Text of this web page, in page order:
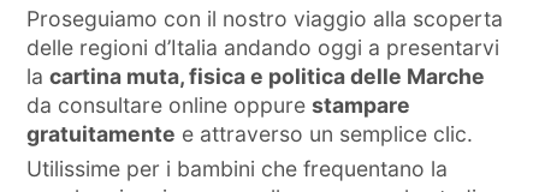
Proseguiamo con il nostro viaggio alla scoperta
delle regioni d’Italia andando oggi a presentarvi
lacartina muta, fisica e politica delle Marche
da consultare online oppurestampare
gratuitamente e attraverso un semplice clic.
Utilissime per i bambini che frequentano la